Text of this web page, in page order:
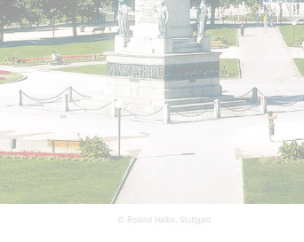
© Roland Halbe, Stuttgart